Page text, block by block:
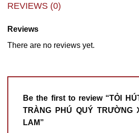
REVIEWS (0)
Reviews
There are no reviews yet.
Be the first to review “TỎI
TRÀNG PHÚ QUÝ TRƯỜNG
LAM”